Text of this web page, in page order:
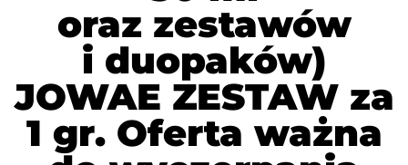
oraz zestawów
i duopaków)
JOWAE ZESTAW za
1 gr. Oferta ważna